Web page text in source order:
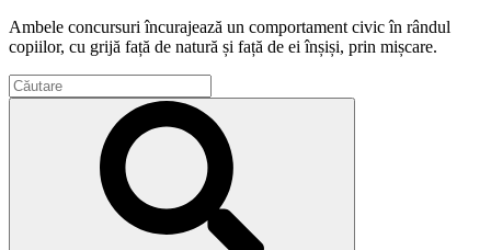
Ambele concursuri încurajează un comportament civic în rândul
copiilor, cu grijă față de natură și față de ei înșiși, prin mișcare.